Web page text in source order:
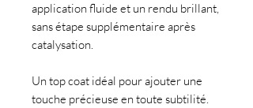
application fluide et un rendu brillant,
sans étape supplémentaire après
catalysation.
Un top coat idéal pour ajouter une
touche précieuse en toute subtilité.